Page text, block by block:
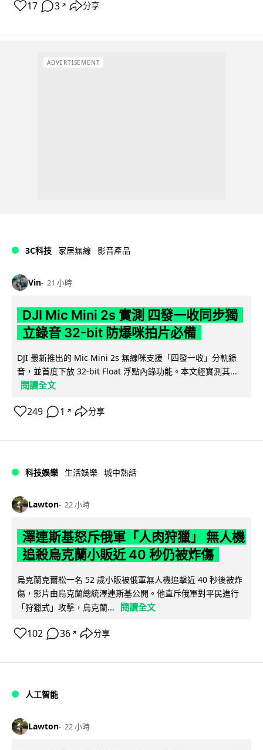
17 3 ↗ 分享
ADVERTISEMENT
3C科技 家居無線 影音產品
Vin 21 小時
DJI Mic Mini 2s 實測 四發一收同步獨
立錄音 32-bit 防爆咪拍片必備
DJI 最新推出的 Mic Mini 2s 無線咪支援「四發一收」分軌錄
音，並首度下放 32-bit Float 浮點內錄功能。本文經實測其...
閱讀全文
249 1 ↗ 分享
科技娛樂 生活娛樂 城中熱話
Lawton 22 小時
澤連斯基怒斥俄軍「人肉狩獵」 無人機
追殺烏克蘭小販近 40 秒仍被炸傷
烏克蘭克爾松一名 52 歲小販被俄軍無人機追擊近 40 秒後被炸
傷，影片由烏克蘭總統澤連斯基公開。他直斥俄軍對平民進行
「狩獵式」攻擊，烏克蘭...
閱讀全文
102 36 ↗ 分享
人工智能
Lawton 22 小時